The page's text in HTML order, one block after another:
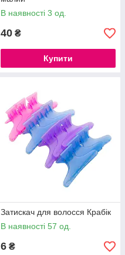
В наявності 3 од.
40 ₴
Купити
Затискач для волосся Крабік
В наявності 57 од.
6 ₴